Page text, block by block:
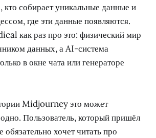
кто собирает уникальные данные и
где эти данные появляются.
как раз про это: физический мир
данных, а AI-система
в окне чата или генераторе
Midjourney это может
Пользователь, который пришёл
обязательно хочет читать про